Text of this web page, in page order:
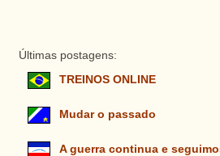
Últimas postagens:
TREINOS ONLINE
Mudar o passado
A guerra continua e